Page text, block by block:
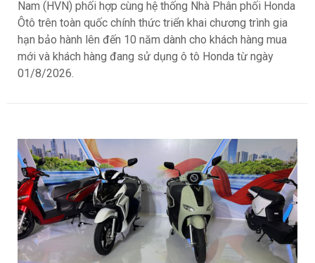
Nam (HVN) phối hợp cùng hệ thống Nhà Phân phối Honda
Ôtô trên toàn quốc chính thức triển khai chương trình gia
hạn bảo hành lên đến 10 năm dành cho khách hàng mua
mới và khách hàng đang sử dụng ô tô Honda từ ngày
01/8/2026.